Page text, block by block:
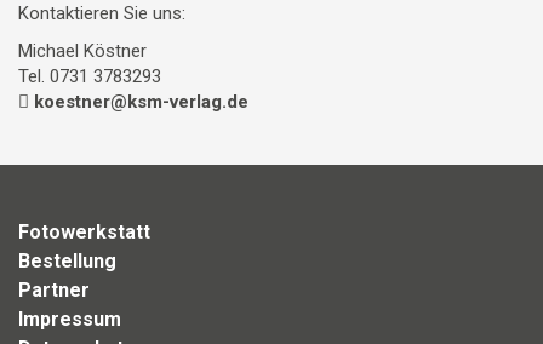
Kontaktieren Sie uns:
Michael Köstner
Tel. 0731 3783293
koestner@ksm-verlag.de
Fotowerkstatt
Bestellung
Partner
Impressum